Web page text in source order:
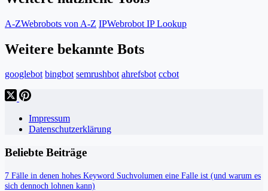
A-ZWebrobots von A-Z IPWebrobot IP Lookup
Weitere bekannte Bots
googlebot bingbot semrushbot ahrefsbot ccbot
Impressum
Datenschutzerklärung
Beliebte Beiträge
7 Fälle in denen hohes Keyword Suchvolumen eine Falle ist (und warum es
sich dennoch lohnen kann)